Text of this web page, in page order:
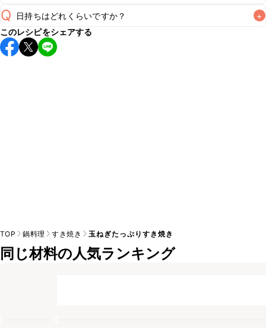
A
Q 日持ちはどれくらいですか？ +
保存期間は冷蔵で翌日中が目安です。なるべくお早めにお召
し上がりください。
このレシピをシェアする
TOP 鍋料理 すき焼き 玉ねぎたっぷりすき焼き
同じ材料の人気ランキング